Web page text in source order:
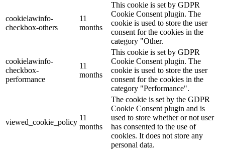
cookielawinfo-
checkbox-others
11
months
This cookie is set by GDPR
Cookie Consent plugin. The
cookie is used to store the user
consent for the cookies in the
category "Other.
cookielawinfo-
checkbox-
performance
11
months
This cookie is set by GDPR
Cookie Consent plugin. The
cookie is used to store the user
consent for the cookies in the
category "Performance".
viewed_cookie_policy
11
months
The cookie is set by the GDPR
Cookie Consent plugin and is
used to store whether or not user
has consented to the use of
cookies. It does not store any
personal data.